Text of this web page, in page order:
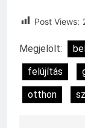
Post Views:
Megjelölt:
felújítás
otthon